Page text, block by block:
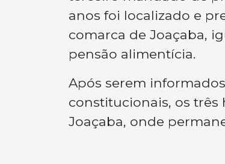
anos foi localizado e
comarca de Joaçaba,
pensão alimentícia.
Após serem
constitucionais, os
Joaçaba, onde